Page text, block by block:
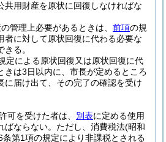
共用財産を原状に回復しなければな
管理上必要があるときは、 前項の規
者に対して原状回復に代わる必要な
る。
定による原状回復又は原状回復に代
きは3日以内に、市長が定めるところ
に届け出て、その完了の確認を受け
可を受けた者は、 別表に定める使用
ならない。 ただし、消費税法(昭和
条第1項の規定により非課税とされる